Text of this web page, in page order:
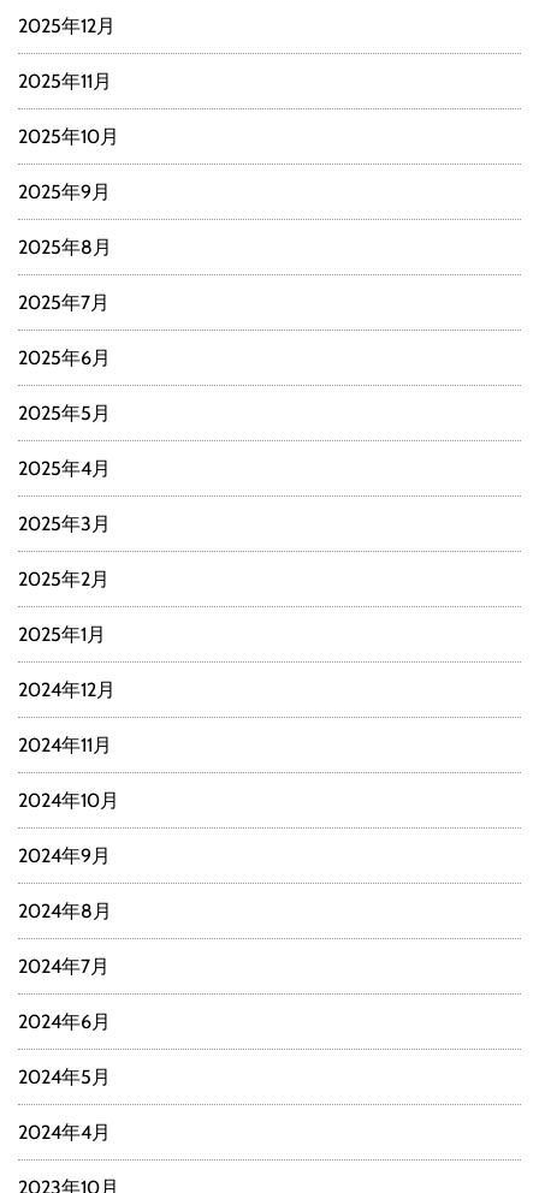
2025年12月
2025年11月
2025年10月
2025年9月
2025年8月
2025年7月
2025年6月
2025年5月
2025年4月
2025年3月
2025年2月
2025年1月
2024年12月
2024年11月
2024年10月
2024年9月
2024年8月
2024年7月
2024年6月
2024年5月
2024年4月
2023年10月